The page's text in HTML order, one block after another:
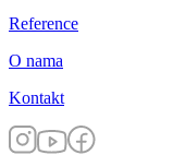
Reference
O nama
Kontakt